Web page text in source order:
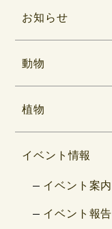
お知らせ
動物
植物
イベント情報
イベント案内
イベント報告